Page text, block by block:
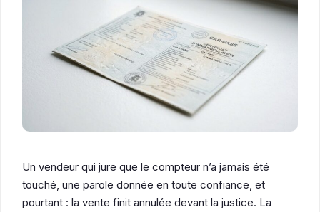
Un vendeur qui jure que le compteur n’a jamais été
touché, une parole donnée en toute confiance, et
pourtant : la vente finit annulée devant la justice. La